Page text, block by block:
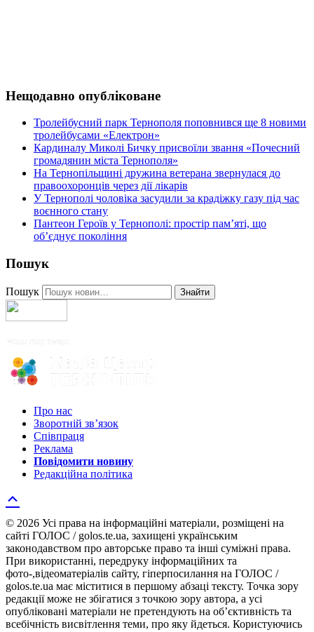
Нещодавно опубліковане
Тролейбусний парк Тернополя поповнився ще 8 новими
тролейбусами «Електрон»
Кардиналу Миколі Бичку присвоїли звання «Почесний
громадянин міста Тернополя»
На Тернопільщині дружина ветерана звернулася до
правоохоронців через дії лікарів
У Тернополі чоловіка засудили за крадіжку газу під час
воєнного стану
Пантеон Героїв у Тернополі: простір пам’яті, що
об’єднує покоління
Пошук
Пошук Знайти
Про нас
Зворотній зв’язок
Співпраця
Реклама
Повідомити новину
Редакційна політика
© 2026 Усі права на інформаційні матеріали, розміщені на
сайті ГОЛОС / golos.te.ua, захищені українським
законодавством про авторське право та інші суміжні права.
При використанні, передруку інформаційних та
фото-,відеоматеріалів сайту, гіперпосилання на ГОЛОС /
golos.te.ua має міститися в першому абзаці тексту. Точка зору
редакції може не збігатися з точкою зору автора, а усі
опубліковані матеріали не претендують на об’єктивність та
всебічність висвітлення теми, про яку йдеться. Користуючись